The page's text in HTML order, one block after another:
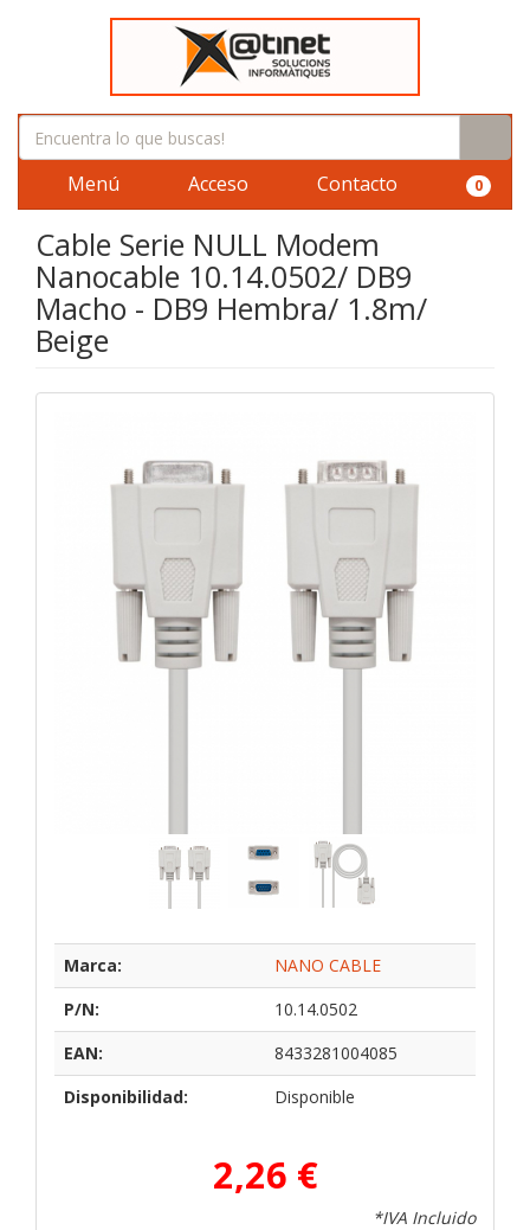
Menú Acceso Contacto 0
Cable Serie NULL Modem
Nanocable 10.14.0502/ DB9
Macho - DB9 Hembra/ 1.8m/
Beige
Marca:
NANO CABLE
P/N:
10.14.0502
EAN:
8433281004085
Disponibilidad:
Disponible
2,26 €
*IVA Incluido